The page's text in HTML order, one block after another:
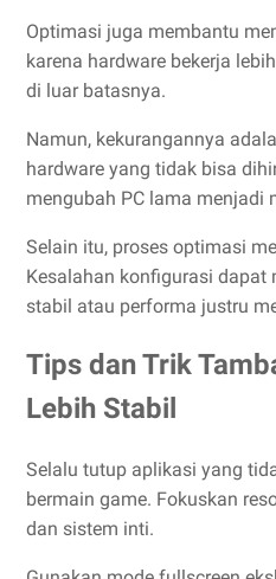
Optimasi juga membantu
karena hardware bekerja
di luar batasnya.
Namun, kekurangannya
hardware yang tidak bisa
mengubah PC lama menjadi
Selain itu, proses optimasi
Kesalahan konfigurasi dapat
stabil atau performa justru
Tips dan Trik
Lebih Stabil
Selalu tutup aplikasi yang
bermain game. Fokuskan
dan sistem inti.